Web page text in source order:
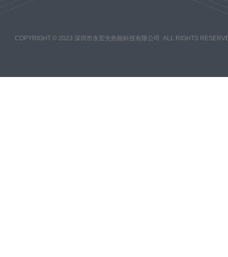
COPYRIGHT © 2023 深圳市永宏光热能科技有限公司 ALL RIGHTS